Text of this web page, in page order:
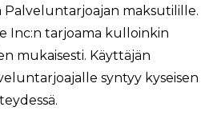
maksutilille.
Inc:n tarjoama kulloinkin
mukaisesti. Käyttäjän
syntyy kyseisen